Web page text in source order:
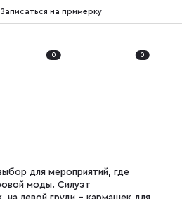
Записаться на примерку
0 0
для мероприятий, где
моды. Силуэт